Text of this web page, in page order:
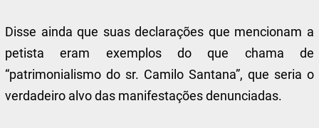
Disse ainda que suas declarações que mencionam a
petista eram exemplos do que chama de
“patrimonialismo do sr. Camilo Santana”, que seria o
verdadeiro alvo das manifestações denunciadas.